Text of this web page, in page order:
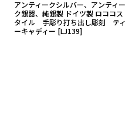
アンティークシルバー、アンティー
ク銀器、純銀製 ドイツ製 ロココス
タイル 手彫り打ち出し彫刻 ティ
ーキャディー [LJ139]